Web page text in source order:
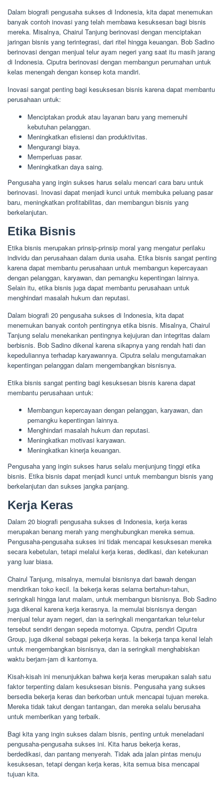
Dalam biografi pengusaha sukses di Indonesia, kita dapat menemukan
banyak contoh inovasi yang telah membawa kesuksesan bagi bisnis
mereka. Misalnya, Chairul Tanjung berinovasi dengan menciptakan
jaringan bisnis yang terintegrasi, dari ritel hingga keuangan. Bob Sadino
berinovasi dengan menjual telur ayam negeri yang saat itu masih jarang
di Indonesia. Ciputra berinovasi dengan membangun perumahan untuk
kelas menengah dengan konsep kota mandiri.
Inovasi sangat penting bagi kesuksesan bisnis karena dapat membantu
perusahaan untuk:
Menciptakan produk atau layanan baru yang memenuhi
kebutuhan pelanggan.
Meningkatkan efisiensi dan produktivitas.
Mengurangi biaya.
Memperluas pasar.
Meningkatkan daya saing.
Pengusaha yang ingin sukses harus selalu mencari cara baru untuk
berinovasi. Inovasi dapat menjadi kunci untuk membuka peluang pasar
baru, meningkatkan profitabilitas, dan membangun bisnis yang
berkelanjutan.
Etika Bisnis
Etika bisnis merupakan prinsip-prinsip moral yang mengatur perilaku
individu dan perusahaan dalam dunia usaha. Etika bisnis sangat penting
karena dapat membantu perusahaan untuk membangun kepercayaan
dengan pelanggan, karyawan, dan pemangku kepentingan lainnya.
Selain itu, etika bisnis juga dapat membantu perusahaan untuk
menghindari masalah hukum dan reputasi.
Dalam biografi 20 pengusaha sukses di Indonesia, kita dapat
menemukan banyak contoh pentingnya etika bisnis. Misalnya, Chairul
Tanjung selalu menekankan pentingnya kejujuran dan integritas dalam
berbisnis. Bob Sadino dikenal karena sikapnya yang rendah hati dan
kepeduliannya terhadap karyawannya. Ciputra selalu mengutamakan
kepentingan pelanggan dalam mengembangkan bisnisnya.
Etika bisnis sangat penting bagi kesuksesan bisnis karena dapat
membantu perusahaan untuk:
Membangun kepercayaan dengan pelanggan, karyawan, dan
pemangku kepentingan lainnya.
Menghindari masalah hukum dan reputasi.
Meningkatkan motivasi karyawan.
Meningkatkan kinerja keuangan.
Pengusaha yang ingin sukses harus selalu menjunjung tinggi etika
bisnis. Etika bisnis dapat menjadi kunci untuk membangun bisnis yang
berkelanjutan dan sukses jangka panjang.
Kerja Keras
Dalam 20 biografi pengusaha sukses di Indonesia, kerja keras
merupakan benang merah yang menghubungkan mereka semua.
Pengusaha-pengusaha sukses ini tidak mencapai kesuksesan mereka
secara kebetulan, tetapi melalui kerja keras, dedikasi, dan ketekunan
yang luar biasa.
Chairul Tanjung, misalnya, memulai bisnisnya dari bawah dengan
mendirikan toko kecil. Ia bekerja keras selama bertahun-tahun,
seringkali hingga larut malam, untuk membangun bisnisnya. Bob Sadino
juga dikenal karena kerja kerasnya. Ia memulai bisnisnya dengan
menjual telur ayam negeri, dan ia seringkali mengantarkan telur-telur
tersebut sendiri dengan sepeda motornya. Ciputra, pendiri Ciputra
Group, juga dikenal sebagai pekerja keras. Ia bekerja tanpa kenal lelah
untuk mengembangkan bisnisnya, dan ia seringkali menghabiskan
waktu berjam-jam di kantornya.
Kisah-kisah ini menunjukkan bahwa kerja keras merupakan salah satu
faktor terpenting dalam kesuksesan bisnis. Pengusaha yang sukses
bersedia bekerja keras dan berkorban untuk mencapai tujuan mereka.
Mereka tidak takut dengan tantangan, dan mereka selalu berusaha
untuk memberikan yang terbaik.
Bagi kita yang ingin sukses dalam bisnis, penting untuk meneladani
pengusaha-pengusaha sukses ini. Kita harus bekerja keras,
berdedikasi, dan pantang menyerah. Tidak ada jalan pintas menuju
kesuksesan, tetapi dengan kerja keras, kita semua bisa mencapai
tujuan kita.